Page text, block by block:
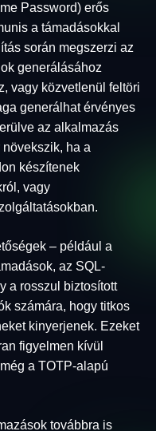
Password) erős
a támadásokkal
során megszerzi az
generálásához
vagy közvetlenül feltöri
generálhat érvényes
az alkalmazás
ha a
készítenek
vagy
– például a
az SQL-
a rosszul biztosított
számára, hogy titkos
kinyerjenek. Ezeket
figyelmen kívül
a TOTP-alapú
továbbra is